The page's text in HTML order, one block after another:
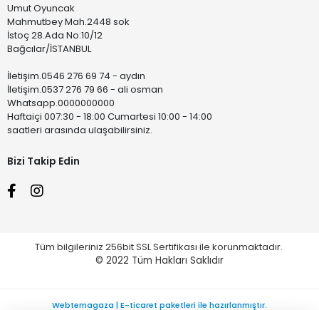
Umut Oyuncak
Mahmutbey Mah.2448 sok
İstoç 28.Ada No:10/12
Bağcılar/İSTANBUL
İletişim.0546 276 69 74 - aydın
İletişim.0537 276 79 66 - ali osman
Whatsapp.0000000000
Haftaiçi 007:30 - 18:00 Cumartesi 10:00 - 14:00
saatleri arasında ulaşabilirsiniz.
Bizi Takip Edin
Tüm bilgileriniz 256bit SSL Sertifikası ile korunmaktadır.
© 2022 Tüm Hakları Saklıdır
Webtemagaza | E-ticaret paketleri ile hazırlanmıştır.